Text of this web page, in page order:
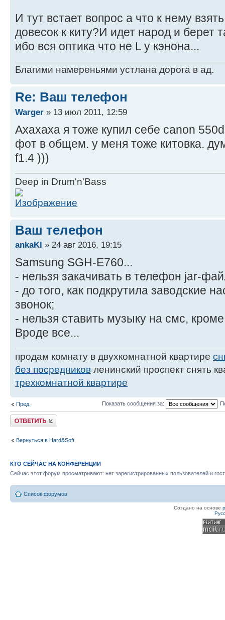
И тут встает вопрос а что к нему
довесок к киту?И идет народ и берет
ибо вся оптика что не L у кэнона...
Благими намереньями устлана дорога в ад.
Re: Ваш телефон
Warger » 13 июл 2011, 12:59
Ахахаха я тоже купил себе canon
фот в общем. у меня тоже китовка.
f1.4 )))
Deep in Drum'n'Bass
Ваш телефон
ankaKl » 24 авг 2016, 19:15
Samsung SGH-E760...
- нельзя закачивать в телефон jar-
- до того, как подкрутила заводские
звонок;
- нельзя ставить музыку на смс,
Вроде все...
продам комнату в двухкомнатной квартире
без посредников ленинский проспект снять
трехкомнатной квартире
Пред. Показать сообщения за:
Ответить
Вернуться в Hard&Soft
КТО СЕЙЧАС НА КОНФЕРЕНЦИИ
Сейчас этот форум просматривают: нет зарегистрированных пользователей и
Список форумов
Создано на основе